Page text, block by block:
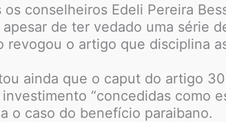
os conselheiros Edeli Pereira
de ter vedado uma série
revogou o artigo que disciplina
ainda que o caput do artigo
“concedidas como
o caso do benefício paraibano.